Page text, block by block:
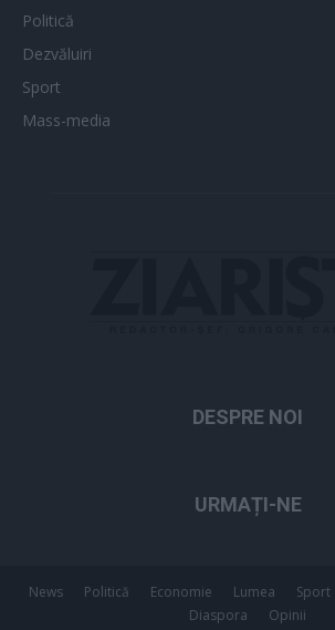
Politică
Dezvăluiri
Sport
Mass-media
DESPRE NOI
URMAȚI-NE
News Politică Economie Lumea Sport
Diaspora
Opinii